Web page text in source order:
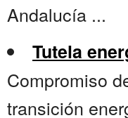
Andalucía ...
Tutela
Compromiso
transición